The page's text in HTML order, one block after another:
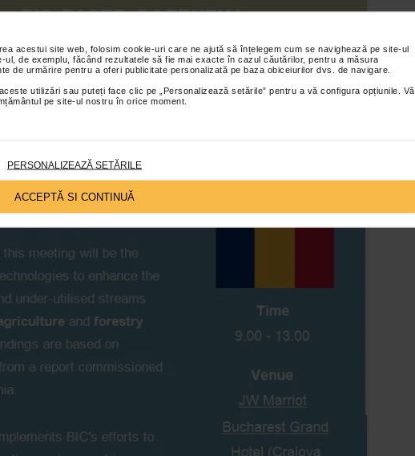
acestui site web, folosim cookie-uri care ne ajută să înțelegem cum se navighează pe site-ul
de exemplu, făcând rezultatele să fie mai exacte în cazul căutărilor, pentru a măsura
de urmărire pentru a oferi publicitate personalizată pe baza obiceiurilor dvs. de navigare.
utilizări sau puteți face clic pe „Personalizează setările” pentru a vă configura opțiunile. Vă
pe site-ul nostru în orice moment.
PERSONALIZEAZĂ SETĂRILE
ACCEPTĂ SI CONTINUĂ